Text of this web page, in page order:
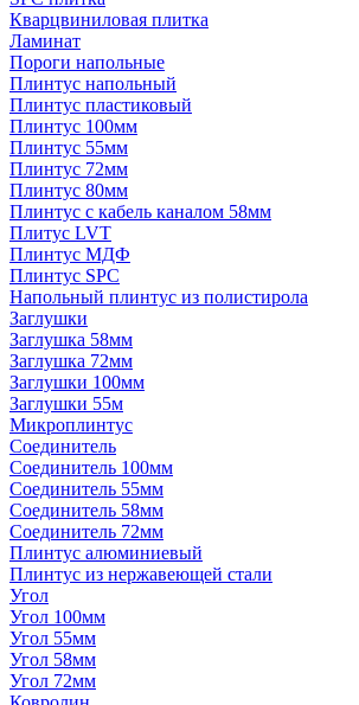
Кварцвиниловая плитка
Ламинат
Пороги напольные
Плинтус напольный
Плинтус пластиковый
Плинтус 100мм
Плинтус 55мм
Плинтус 72мм
Плинтус 80мм
Плинтус с кабель каналом 58мм
Плитус LVT
Плинтус МДФ
Плинтус SPC
Напольный плинтус из полистирола
Заглушки
Заглушка 58мм
Заглушка 72мм
Заглушки 100мм
Заглушки 55м
Микроплинтус
Соединитель
Соединитель 100мм
Соединитель 55мм
Соединитель 58мм
Соединитель 72мм
Плинтус алюминиевый
Плинтус из нержавеющей стали
Угол
Угол 100мм
Угол 55мм
Угол 58мм
Угол 72мм